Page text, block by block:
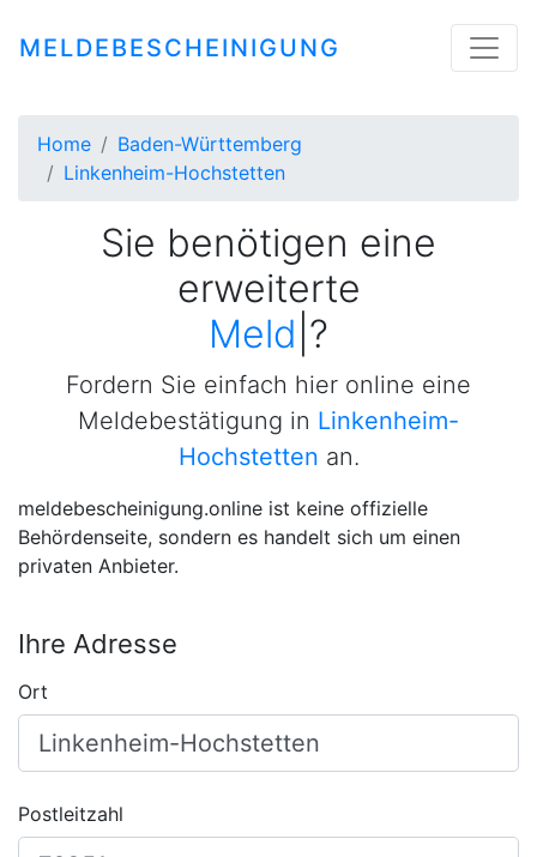
MELDEBESCHEINIGUNG
Home
Baden-Württemberg
Linkenheim-Hochstetten
Sie benötigen eine
erweiterte
Meldebestäti
Fordern Sie einfach hier online eine
Meldebestätigung in Linkenheim-
Hochstetten an.
meldebescheinigung.online ist keine offizielle
Behördenseite, sondern es handelt sich um einen
privaten Anbieter.
Ihre Adresse
Ort
Postleitzahl